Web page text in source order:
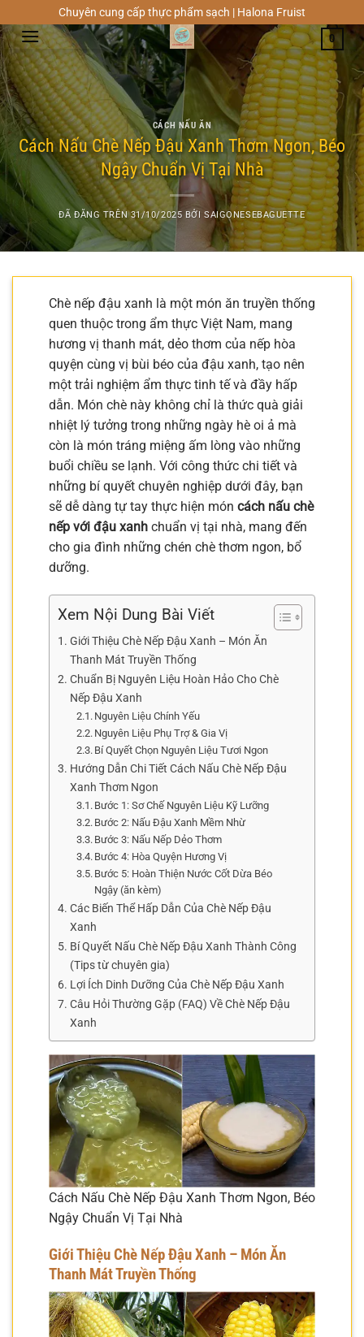
đến
nội
dung
Chuyên cung cấp thực phẩm sạch | Halona Fruist
0
CÁCH NẤU ĂN
Cách Nấu Chè Nếp Đậu Xanh Thơm Ngon, Béo
Ngậy Chuẩn Vị Tại Nhà
ĐÃ ĐĂNG TRÊN31/10/2025 BỞISAIGONESEBAGUETTE
Chè nếp đậu xanh là một món ăn truyền thống
quen thuộc trong ẩm thực Việt Nam, mang
hương vị thanh mát, dẻo thơm của nếp hòa
quyện cùng vị bùi béo của đậu xanh, tạo nên
một trải nghiệm ẩm thực tinh tế và đầy hấp
dẫn. Món chè này không chỉ là thức quà giải
nhiệt lý tưởng trong những ngày hè oi ả mà
còn là món tráng miệng ấm lòng vào những
buổi chiều se lạnh. Với công thức chi tiết và
những bí quyết chuyên nghiệp dưới đây, bạn
sẽ dễ dàng tự tay thực hiện món cách nấu chè
nếp với đậu xanh chuẩn vị tại nhà, mang đến
cho gia đình những chén chè thơm ngon, bổ
dưỡng.
Xem Nội Dung Bài Viết
Giới Thiệu Chè Nếp Đậu Xanh – Món Ăn
Thanh Mát Truyền Thống
Chuẩn Bị Nguyên Liệu Hoàn Hảo Cho Chè
Nếp Đậu Xanh
Nguyên Liệu Chính Yếu
Nguyên Liệu Phụ Trợ & Gia Vị
Bí Quyết Chọn Nguyên Liệu Tươi Ngon
Hướng Dẫn Chi Tiết Cách Nấu Chè Nếp Đậu
Xanh Thơm Ngon
Bước 1: Sơ Chế Nguyên Liệu Kỹ Lưỡng
Bước 2: Nấu Đậu Xanh Mềm Nhừ
Bước 3: Nấu Nếp Dẻo Thơm
Bước 4: Hòa Quyện Hương Vị
Bước 5: Hoàn Thiện Nước Cốt Dừa Béo
Ngậy (ăn kèm)
Các Biến Thể Hấp Dẫn Của Chè Nếp Đậu
Xanh
Bí Quyết Nấu Chè Nếp Đậu Xanh Thành Công
(Tips từ chuyên gia)
Lợi Ích Dinh Dưỡng Của Chè Nếp Đậu Xanh
Câu Hỏi Thường Gặp (FAQ) Về Chè Nếp Đậu
Xanh
Cách Nấu Chè Nếp Đậu Xanh Thơm Ngon, Béo
Ngậy Chuẩn Vị Tại Nhà
Giới Thiệu Chè Nếp Đậu Xanh – Món Ăn
Thanh Mát Truyền Thống